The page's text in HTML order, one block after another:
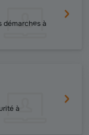
démarches à
à